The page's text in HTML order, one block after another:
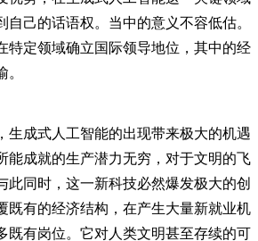
自己的话语权。当中的意义不容低估。
特定领域确立国际领导地位，其中的经
生成式人工智能的出现带来极大的机遇
能成就的生产潜力无穷，对于文明的飞
此同时，这一新科技必然爆发极大的创
既有的经济结构，在产生大量新就业机
既有岗位。它对人类文明甚至存续的可